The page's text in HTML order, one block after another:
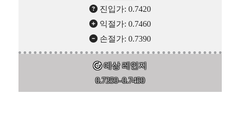
진입가: 0.7420
익절가: 0.7460
손절가: 0.7390
예상 레인지
0.7350–0.7450